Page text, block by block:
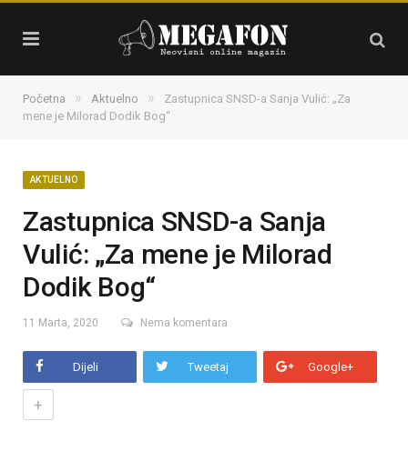
Početna » Aktuelno »
Zastupnica SNSD-a Sanja Vulić: „Za
mene je Milorad Dodik Bog“
AKTUELNO
Zastupnica SNSD-a Sanja
Vulić: „Za mene je Milorad
Dodik Bog“
11 Marta, 2020 Nema komentara
Dijeli Tweetaj Google+
+